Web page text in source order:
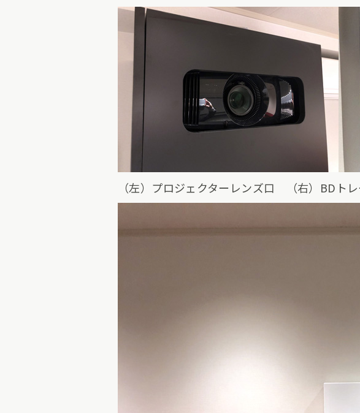
（左）プロジェクターレンズ口 （右）BDト